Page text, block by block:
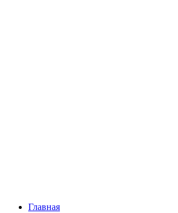
Главная